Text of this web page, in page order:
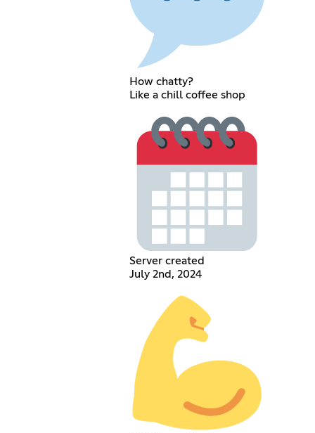
How chatty?
Like a chill coffee shop
Server created
July 2nd, 2024